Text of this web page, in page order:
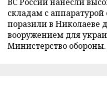
складам с аппаратурой
поразили в Николаеве
вооружением для
Министерство обороны.